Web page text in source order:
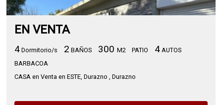
EN VENTA
4 Dormitorio/s 2 BAÑOS 300 M2 PATIO 4 AUTOS
BARBACOA
CASA en Venta en ESTE, Durazno , Durazno